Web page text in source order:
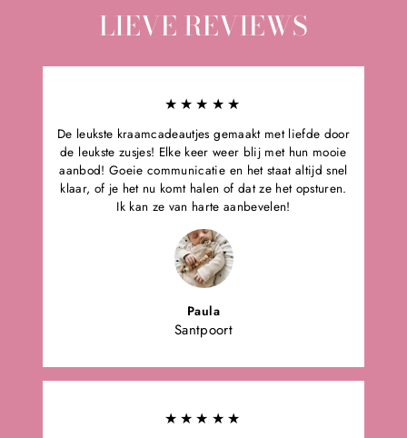
LIEVE REVIEWS
★★★★★
De leukste kraamcadeautjes gemaakt met liefde door
de leukste zusjes! Elke keer weer blij met hun mooie
aanbod! Goeie communicatie en het staat altijd snel
klaar, of je het nu komt halen of dat ze het opsturen.
Ik kan ze van harte aanbevelen!
Paula
Santpoort
★★★★★